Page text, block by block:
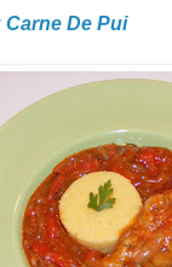
Carne De Pui